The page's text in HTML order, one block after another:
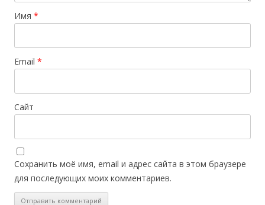
Имя *
Email *
Сайт
Сохранить моё имя, email и адрес сайта в этом браузере
для последующих моих комментариев.